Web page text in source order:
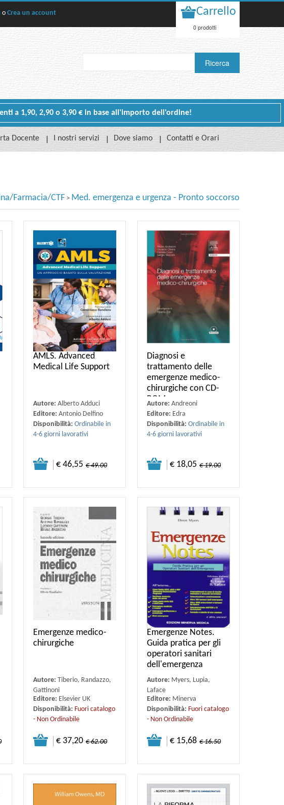
o Crea un account Carrello
0 prodotti
a 1,90, 2,90 o 3,90 € in base all'importo dell'ordine!
Docente I nostri servizi Dove siamo Contatti e Orari
Farmacia/CTF > Med. emergenza e urgenza - Pronto soccorso
AMLS. Advanced
Medical Life Support
Autore:Alberto Adduci
Editore:Antonio Delfino
Disponibilità:Ordinabile in
4-6 giorni lavorativi
€ 46,55 € 49.00
Diagnosi e
trattamento delle
emergenze medico-
chirurgiche con CD-
ROM
Autore:Andreoni
Editore: Edra
Disponibilità:Ordinabile in
4-6 giorni lavorativi
€ 18,05 € 19.00
Emergenze medico-
chirurgiche
Autore:Tiberio, Randazzo,
Gattinoni
Editore: Elsevier UK
Disponibilità: Fuori catalogo
- Non Ordinabile
€ 37,20 € 62.00
Emergenze Notes.
Guida pratica per gli
operatori sanitari
dell'emergenza
Autore: Myers, Lupia,
Laface
Editore: Minerva
Disponibilità: Fuori catalogo
- Non Ordinabile
€ 15,68 € 16.50